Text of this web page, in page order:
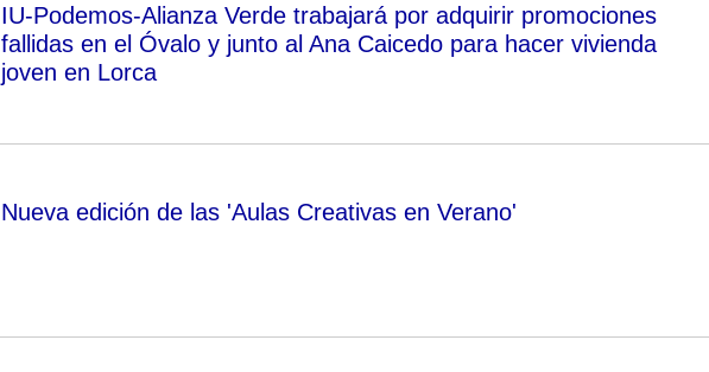
IU-Podemos-Alianza Verde trabajará por adquirir promociones
fallidas en el Óvalo y junto al Ana Caicedo para hacer vivienda
joven en Lorca
Nueva edición de las 'Aulas Creativas en Verano'